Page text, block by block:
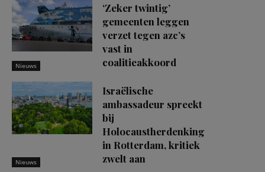
Nieuws
‘Zeker twintig’
gemeenten leggen
verzet tegen azc’s
vast in
coalitieakkoord
Nieuws
Israëlische
ambassadeur spreekt
bij
Holocaustherdenking
in Rotterdam, kritiek
zwelt aan